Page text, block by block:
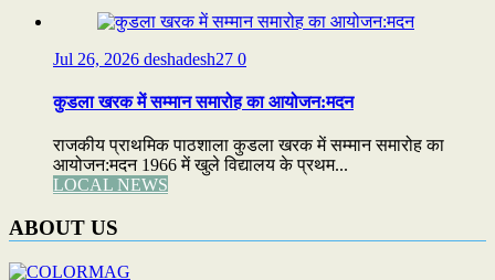
Jul 26, 2026 deshadesh27 0
कुडला खरक में सम्मान समारोह का आयोजन:मदन
राजकीय प्राथमिक पाठशाला कुडला खरक में सम्मान समारोह का
आयोजन:मदन 1966 में खुले विद्यालय के प्रथम...
LOCAL NEWS
ABOUT US